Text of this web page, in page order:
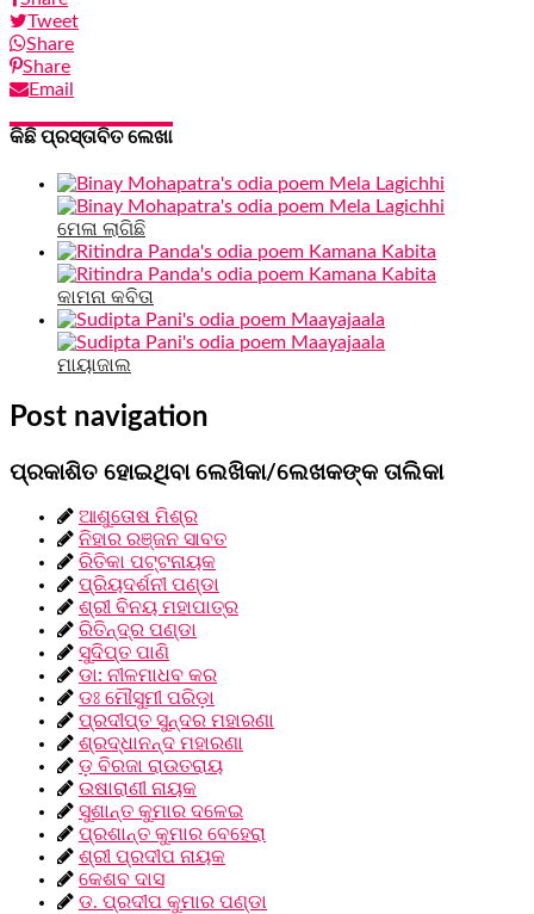
Tweet
Share
Share
Email
କିଛି ପ୍ରସ୍ତାବିତ ଲେଖା
ମେଳା ଲାଗିଛି
କାମନା କବିତା
ମାୟାଜାଲ
Post navigation
ପ୍ରକାଶିତ ହୋଇଥିବା ଲେଖିକା/ଲେଖକଙ୍କ ତାଲିକା
ଆଶୁତୋଷ ମିଶ୍ର
ନିହାର ରଞ୍ଜନ ସାବତ
ରିତିକା ପଟ୍ଟନାୟକ
ପ୍ରିୟଦର୍ଶନୀ ପଣ୍ଡା
ଶ୍ରୀ ବିନୟ ମହାପାତ୍ର
ରିତିନ୍ଦ୍ର ପଣ୍ଡା
ସୁଦିପ୍ତ ପାଣି
ଡା: ନୀଳମାଧବ କର
ଡଃ ମୌସୁମୀ ପରିଡ଼ା
ପ୍ରଦୀପ୍ତ ସୁନ୍ଦର ମହାରଣା
ଶ୍ରଦ୍ଧାନନ୍ଦ ମହାରଣା
ଡ଼ ବିରଜା ରାଉତରାୟ
ଉଷାରାଣୀ ନାୟକ
ସୁଶାନ୍ତ କୁମାର ଦଳେଇ
ପ୍ରଶାନ୍ତ କୁମାର ବେହେରା
ଶ୍ରୀ ପ୍ରଦୀପ ନାୟକ
କେଶବ ଦାସ
ଡ. ପ୍ରଦୀପ କୁମାର ପଣ୍ଡା